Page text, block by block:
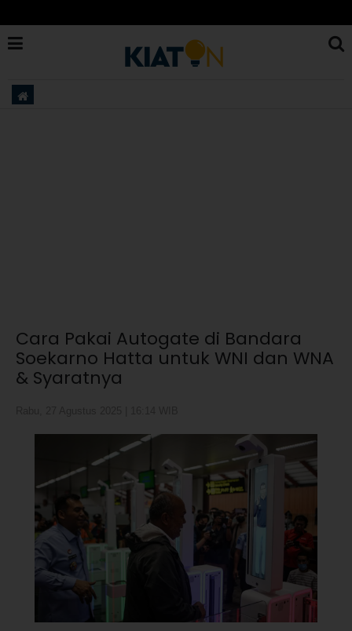
Cara Pakai Autogate di Bandara
Soekarno Hatta untuk WNI dan WNA
& Syaratnya